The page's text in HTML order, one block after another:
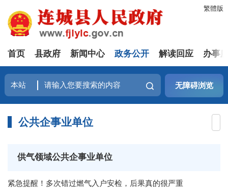
繁體版
首页 县政府 新闻中心 政务公开 解读回应 办事
无障碍浏览
公共企事业单位
供气领域公共企事业单位
紧急提醒！多次错过燃气入户安检，后果真的很严重